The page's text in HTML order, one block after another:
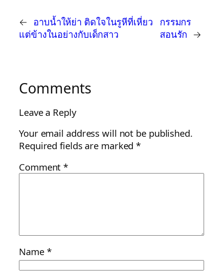
← อาบน้ำให้ย่า ติดใจในรูหีที่เหี่ยว
แต่ข้างในอย่างกับเด็กสาว
กรรมกร
สอนรัก →
Comments
Leave a Reply
Your email address will not be published.
Required fields are marked*
Comment*
Name *